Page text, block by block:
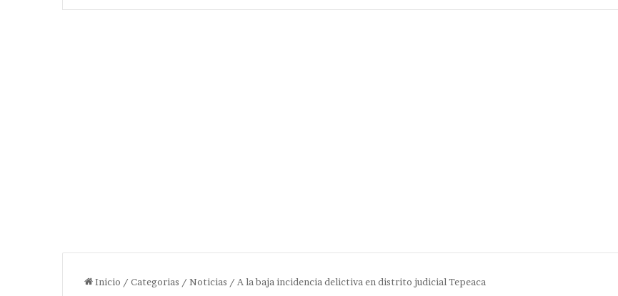
Inicio / Categorias / Noticias / A la baja incidencia delictiva en distrito judicial Tepeaca